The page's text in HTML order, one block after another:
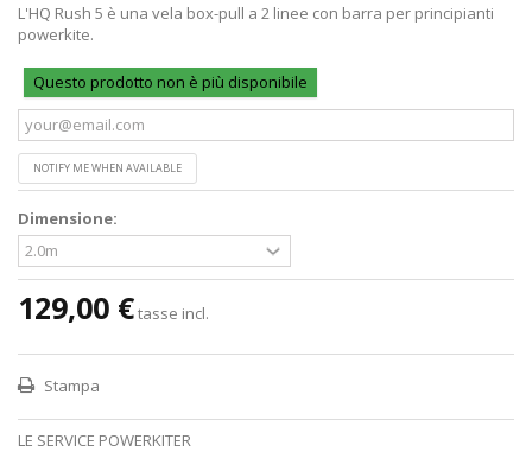
L'HQ Rush 5 è una vela box-pull a 2 linee con barra per principianti
powerkite.
Questo prodotto non è più disponibile
NOTIFY ME WHEN AVAILABLE
Dimensione:
129,00 €tasse incl.
Stampa
LE SERVICE POWERKITER